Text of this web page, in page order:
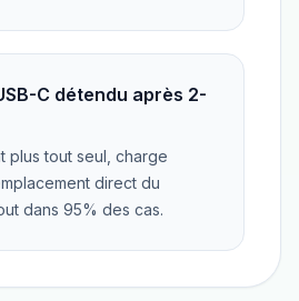
C détendu après 2-
plus tout seul, charge
direct du
dans 95% des cas.